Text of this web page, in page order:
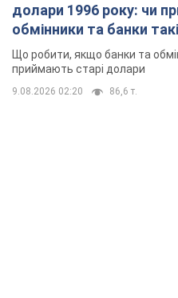
долари 1996 року: чи
обмінники та банки
Що робити, якщо банки та
приймають старі долари
9.08.2026 02:20 86,6 т.